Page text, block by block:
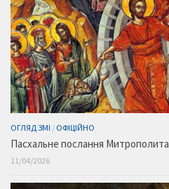
ОГЛЯД ЗМІ / ОФІЦІЙНО
Пасхальне послання
11/04/2026